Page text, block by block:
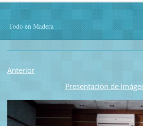
Todo en Madera
Anterior
Presentación de